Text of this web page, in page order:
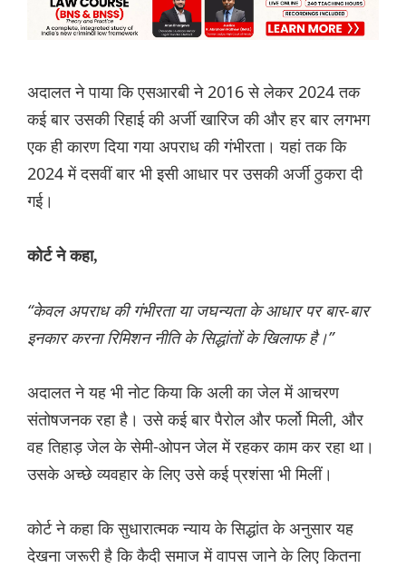
अदालत ने पाया कि एसआरबी ने 2016 से लेकर 2024 तक
कई बार उसकी रिहाई की अर्जी खारिज की और हर बार लगभग
एक ही कारण दिया गया अपराध की गंभीरता। यहां तक कि
2024 में दसवीं बार भी इसी आधार पर उसकी अर्जी ठुकरा दी
गई।
कोर्ट ने कहा,
“केवल अपराध की गंभीरता या जघन्यता के आधार पर बार-बार
इनकार करना रिमिशन नीति के सिद्धांतों के खिलाफ है।”
अदालत ने यह भी नोट किया कि अली का जेल में आचरण
संतोषजनक रहा है। उसे कई बार पैरोल और फर्लो मिली, और
वह तिहाड़ जेल के सेमी-ओपन जेल में रहकर काम कर रहा था।
उसके अच्छे व्यवहार के लिए उसे कई प्रशंसा भी मिलीं।
कोर्ट ने कहा कि सुधारात्मक न्याय के सिद्धांत के अनुसार यह
देखना जरूरी है कि कैदी समाज में वापस जाने के लिए कितना